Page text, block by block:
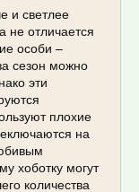
и светлее
не отличается
особи –
сезон можно
эти
плохие
на
хоботку могут
количества